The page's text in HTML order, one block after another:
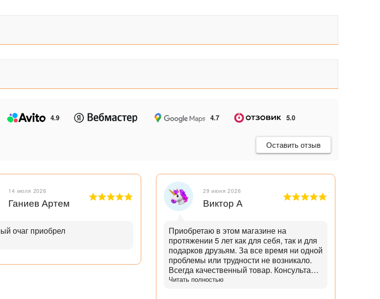
4.9 4.7 5.0
Оставить отзыв
14 июля 2026
Ганиев Артем
очаг приобрел
29 июня 2026
Виктор А
Приобретаю в этом магазине на
протяжении 5 лет как для себя, так и для
подарков друзьям. За все время ни одной
проблемы или трудности не возникало.
Всегда качественный товар. Консультант
помогает с выбором и советами. Советы
Читать полностью